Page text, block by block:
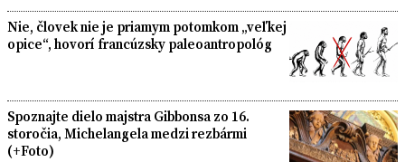
Nie, človek nie je priamym potomkom „veľkej
opice“, hovorí francúzsky paleoantropológ
Spoznajte dielo majstra Gibbonsa zo 16.
storočia, Michelangela medzi rezbármi
(+Foto)